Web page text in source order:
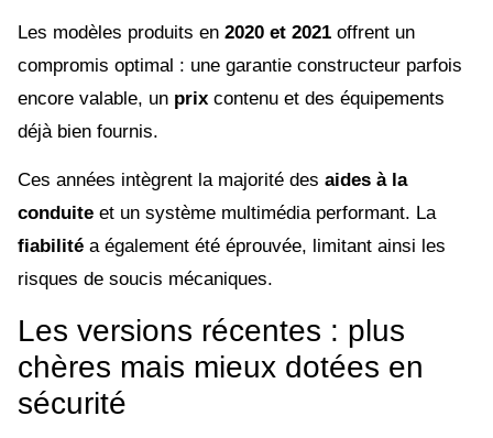
Les modèles produits en 2020 et 2021 offrent un
compromis optimal : une garantie constructeur parfois
encore valable, un prix contenu et des équipements
déjà bien fournis.
Ces années intègrent la majorité des aides à la
conduite et un système multimédia performant. La
fiabilité a également été éprouvée, limitant ainsi les
risques de soucis mécaniques.
Les versions récentes : plus
chères mais mieux dotées en
sécurité